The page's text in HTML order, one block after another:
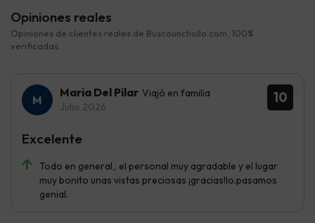
Opiniones reales
Opiniones de clientes reales de Buscounchollo.com, 100%
verificadas.
10
Maria Del Pilar Viajó en familia
Julio 2026
Todo en general,, el personal muy agradable y el lugar
muy bonito unas vistas preciosas ¡gracias!lo.pasamos
genial.
Excelente